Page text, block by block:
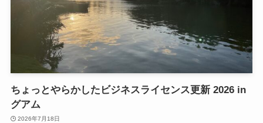
ちょっとやらかしたビジネスライセンス更新 2026 in
グアム
2026年7月18日